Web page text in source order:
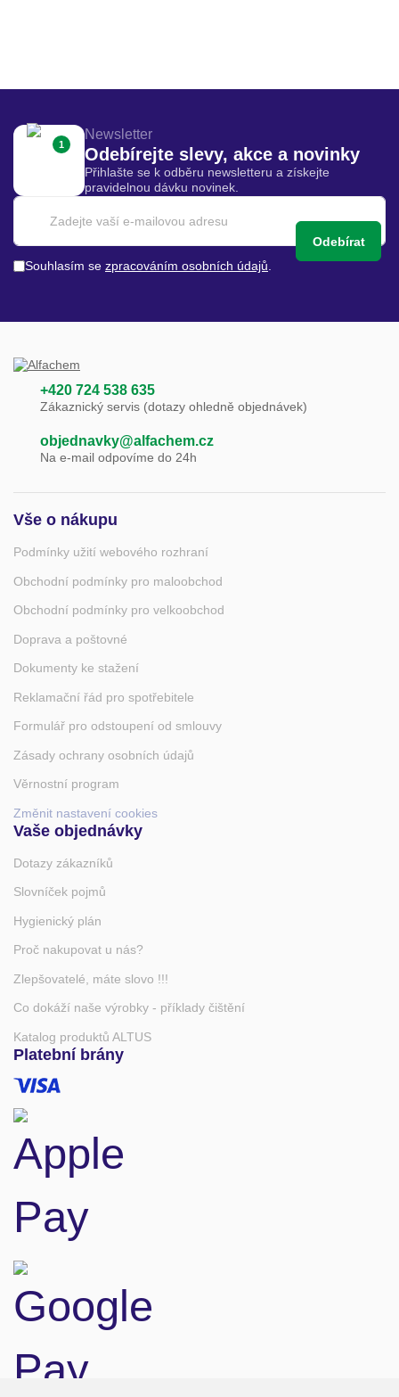
1
Newsletter
Odebírejte slevy, akce a novinky
Přihlašte se k odběru newsletteru a získejte
pravidelnou dávku novinek.
Odebírat
Souhlasím se zpracováním osobních údajů
+420 724 538 635
Zákaznický servis (dotazy ohledně objednávek)
objednavky@alfachem.cz
Na e-mail odpovíme do 24h
Vše o nákupu
Podmínky užití webového rozhraní
Obchodní podmínky pro maloobchod
Obchodní podmínky pro velkoobchod
Doprava a poštovné
Dokumenty ke stažení
Reklamační řád pro spotřebitele
Formulář pro odstoupení od smlouvy
Zásady ochrany osobních údajů
Věrnostní program
Změnit nastavení cookies
Vaše objednávky
Dotazy zákazníků
Slovníček pojmů
Hygienický plán
Proč nakupovat u nás?
Zlepšovatelé, máte slovo !!!
Co dokáží naše výrobky - příklady čištění
Katalog produktů ALTUS
Platební brány